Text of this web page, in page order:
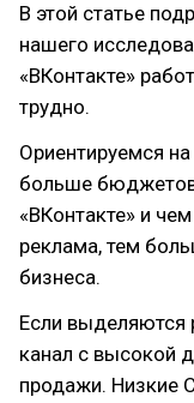
В этой статье
нашего
«ВКонтакте»
трудно.
Ориентируемся
больше
«ВКонтакте» и
реклама, тем
бизнеса.
Если
канал с высокой
продажи. Низкие